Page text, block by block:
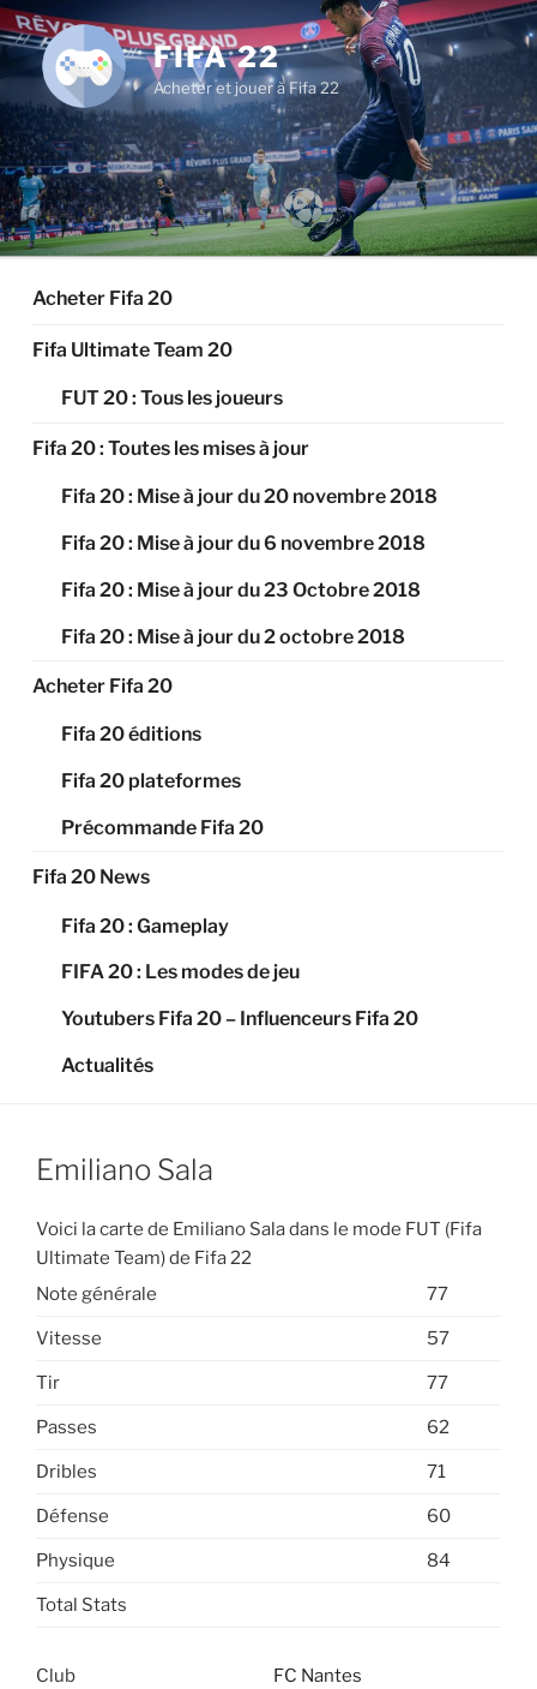
Aller
au
contenu
principal
FIFA 22
Acheter et jouer à Fifa 22
Acheter Fifa 20
Fifa Ultimate Team 20
FUT 20 : Tous les joueurs
Fifa 20 : Toutes les mises à jour
Fifa 20 : Mise à jour du 20 novembre 2018
Fifa 20 : Mise à jour du 6 novembre 2018
Fifa 20 : Mise à jour du 23 Octobre 2018
Fifa 20 : Mise à jour du 2 octobre 2018
Acheter Fifa 20
Fifa 20 éditions
Fifa 20 plateformes
Précommande Fifa 20
Fifa 20 News
Fifa 20 : Gameplay
FIFA 20 : Les modes de jeu
Youtubers Fifa 20 – Influenceurs Fifa 20
Actualités
Emiliano Sala
Voici la carte de Emiliano Sala dans le mode FUT (Fifa
Ultimate Team) de Fifa 22
Note générale
77
Vitesse 57
Tir 77
Passes 62
Dribles 71
Défense 60
Physique 84
Total Stats
Club FC Nantes